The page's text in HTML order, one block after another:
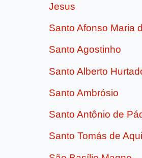
Jesus
Santo Afonso Maria
Santo Agostinho
Santo Alberto
Santo Ambrósio
Santo Antônio de
Santo Tomás de